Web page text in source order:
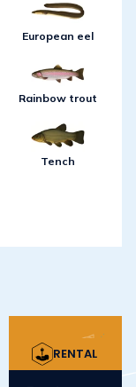
European eel
Rainbow trout
Tench
RENTAL